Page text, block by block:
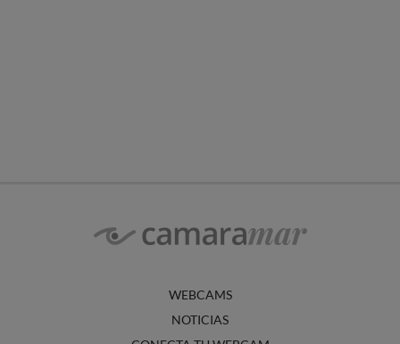
WEBCAMS
NOTICIAS